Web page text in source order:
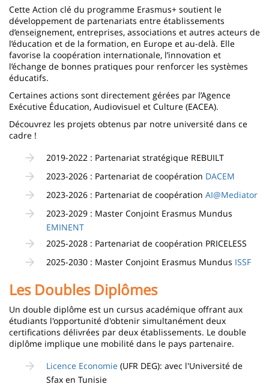
Cette Action clé du programme Erasmus+ soutient le
développement de partenariats entre établissements
d’enseignement, entreprises, associations et autres acteurs de
l’éducation et de la formation, en Europe et au-delà. Elle
favorise la coopération internationale, l’innovation et
l’échange de bonnes pratiques pour renforcer les systèmes
éducatifs.
Certaines actions sont directement gérées par l’Agence
Exécutive Éducation, Audiovisuel et Culture (EACEA).
Découvrez les projets obtenus par notre université dans ce
cadre !
2019-2022 : Partenariat stratégique REBUILT
2023-2026 : Partenariat de coopération DACEM
2023-2026 : Partenariat de coopération AI@Mediator
2023-2029 : Master Conjoint Erasmus Mundus
EMINENT
2025-2028 : Partenariat de coopération PRICELESS
2025-2030 : Master Conjoint Erasmus Mundus ISSF
Les Doubles Diplômes
Un double diplôme est un cursus académique offrant aux
étudiants l'opportunité d'obtenir simultanément deux
certifications délivrées par deux établissements. Le double
diplôme implique une mobilité dans le pays partenaire.
Licence Economie (UFR DEG): avec l'Université de
Sfax en Tunisie